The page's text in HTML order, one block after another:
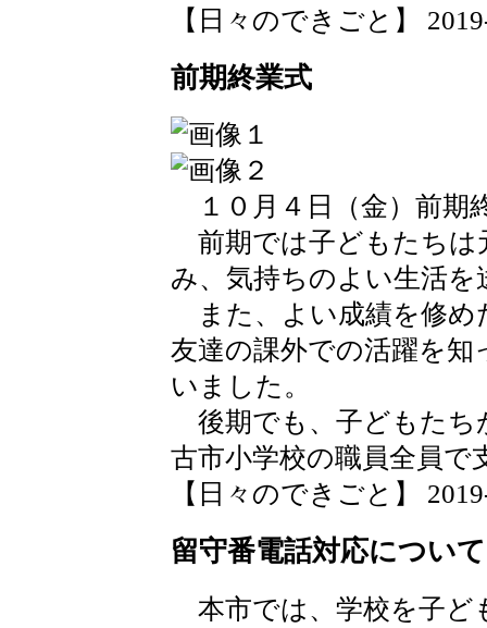
【日々のできごと】
前期終業式
１０月４日（金）前期
前期では子どもたちは
み、気持ちのよい生活
また、よい成績を修め
友達の課外での活躍を
いました。
後期でも、子どもたち
古市小学校の職員全員
【日々のできごと】
留守番電話対応について
本市では、学校を子ど